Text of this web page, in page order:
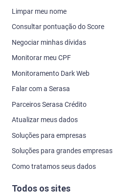
Limpar meu nome
Consultar pontuação do Score
Negociar minhas dívidas
Monitorar meu CPF
Monitoramento Dark Web
Falar com a Serasa
Parceiros Serasa Crédito
Atualizar meus dados
Soluções para empresas
Soluções para grandes empresas
Como tratamos seus dados
Todos os sites